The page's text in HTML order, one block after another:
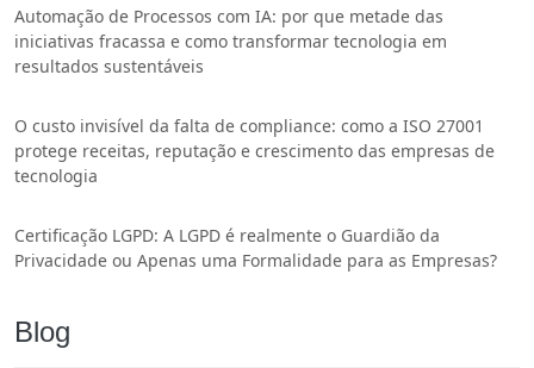
Automação de Processos com IA: por que metade das
iniciativas fracassa e como transformar tecnologia em
resultados sustentáveis
O custo invisível da falta de compliance: como a ISO 27001
protege receitas, reputação e crescimento das empresas de
tecnologia
Certificação LGPD: A LGPD é realmente o Guardião da
Privacidade ou Apenas uma Formalidade para as Empresas?
Blog